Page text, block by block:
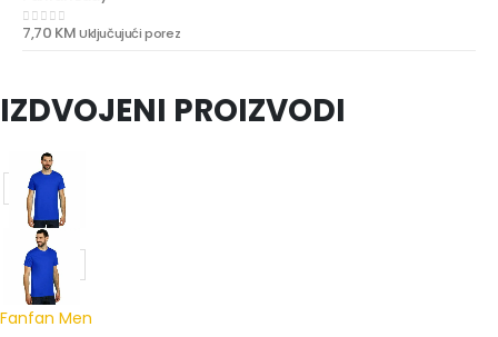
0 out of 5
7,70 KMUključujući porez
IZDVOJENI PROIZVODI
Fanfan Men